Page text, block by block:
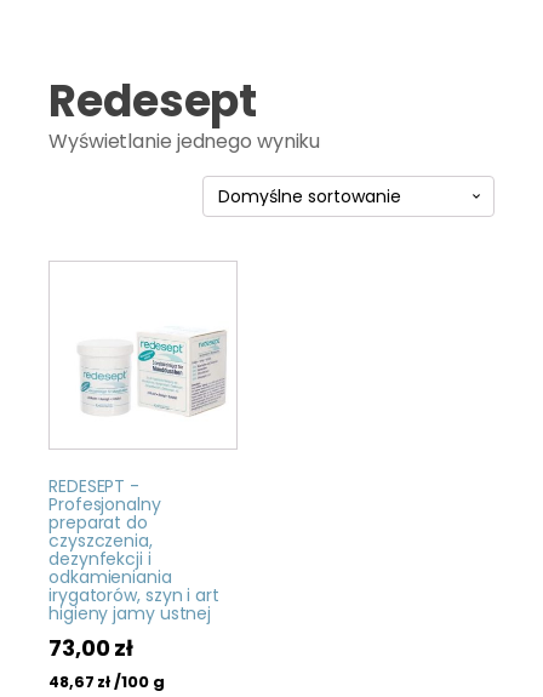
Redesept
Wyświetlanie jednego wyniku
REDESEPT -
Profesjonalny
preparat do
czyszczenia,
dezynfekcji i
odkamieniania
irygatorów, szyn i art
higieny jamy ustnej
73,00zł
48,67 zł/100 g